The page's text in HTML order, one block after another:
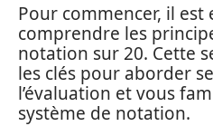
Pour commencer, il est
comprendre les
notation sur 20. Cette
les clés pour aborder
l’évaluation et vous
système de notation.